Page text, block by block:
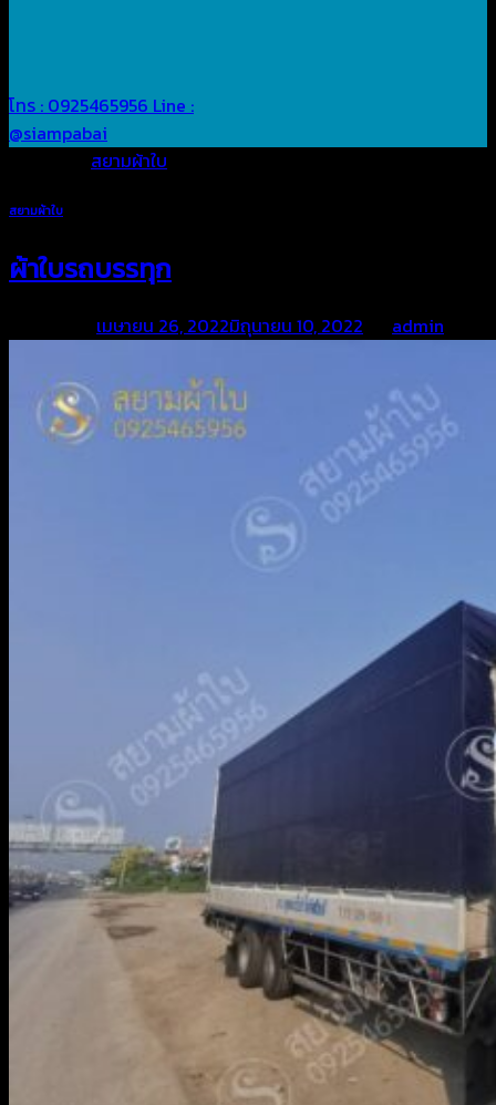
โทร : 0925465956 Line :
@siampabai
สยามผ้าใบ
สยามผ้าใบ
ผ้าใบรถบรรทุก
เมษายน 26, 2022มิถุนายน 10, 2022 admin